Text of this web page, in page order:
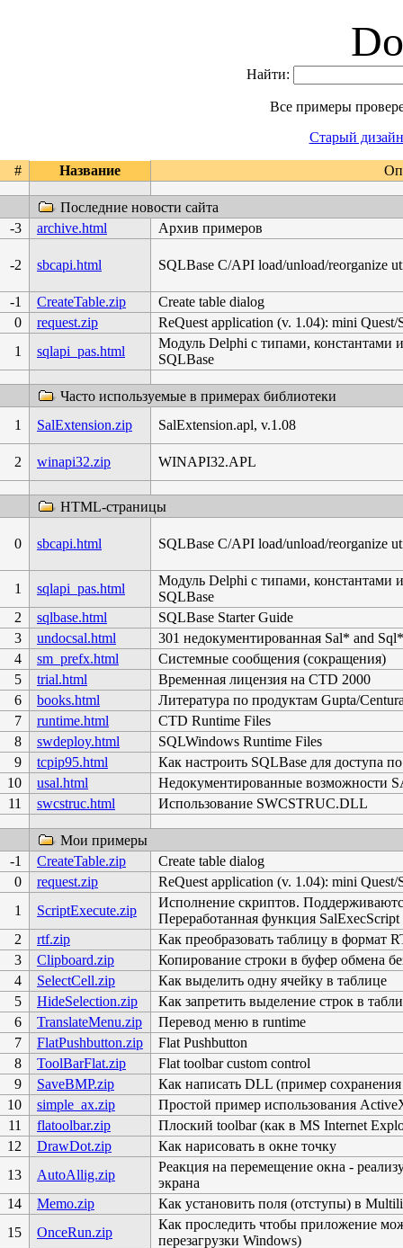
Найти:
Все примеры
Старый
# Название
Последние новости сайта
-3
archive.html Архив примеров
-2 sbcapi.html SQLBase C/API load/unload/reorganize
-1 CreateTable.zip
Create table dialog
0
request.zip
ReQuest application (v. 1.04): mini
1
sqlapi_pas.html
Модуль Delphi с типами, константами
SQLBase
Часто используемые в примерах библиотеки
1
SalExtension.zip SalExtension.apl, v.1.08
2 winapi32.zip WINAPI32.APL
HTML-страницы
0 sbcapi.html SQLBase C/API load/unload/reorganize
1 sqlapi_pas.html
Модуль Delphi с типами, константами
SQLBase
2
sqlbase.html
SQLBase Starter Guide
3
undocsal.html
301 недокументированная Sal* and
4
sm_prefx.html
Системные сообщения (сокращения)
5
trial.html
Временная лицензия на CTD 2000
6
books.html
Литература по продуктам Gupta/
7
runtime.html
CTD Runtime Files
8
swdeploy.html
SQLWindows Runtime Files
9
tcpip95.html
Как настроить SQLBase для доступа
10
usal.html
Недокументированные возможности
11
swcstruc.html Использование SWCSTRUC.DLL
Мои примеры
-1
CreateTable.zip
Create table dialog
0
request.zip
ReQuest application (v. 1.04): mini
1
ScriptExecute.zip
Исполнение скриптов.
Переработанная функция
2
rtf.zip
Как преобразовать таблицу в формат
3
Clipboard.zip
Копирование строки в буфер обмена
4
SelectCell.zip
Как выделить одну ячейку в таблице
5
HideSelection.zip
Как запретить выделение строк в
6
TranslateMenu.zip
Перевод меню в runtime
7
FlatPushbutton.zip
Flat Pushbutton
8
ToolBarFlat.zip
Flat toolbar custom control
9
SaveBMP.zip
Как написать DLL (пример
10
simple_ax.zip
Простой пример использования
11
flatoolbar.zip
Плоский toolbar (как в MS Internet
12
DrawDot.zip
Как нарисовать в окне точку
13
AutoAllig.zip
Реакция на перемещение окна -
экрана
14
Memo.zip
Как установить поля (отступы) в
15
OnceRun.zip
Как проследить чтобы приложение
перезагрузки Windows)